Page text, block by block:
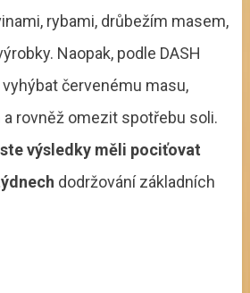
rybami, drůbežím masem,
Naopak, podle DASH
červenému masu,
rovněž omezit spotřebu soli.
výsledky měli pociťovat
dodržování základních